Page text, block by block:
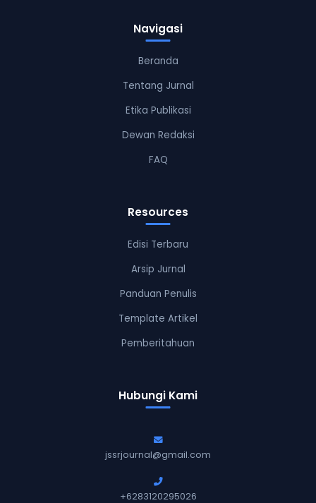
Navigasi
Beranda
Tentang Jurnal
Etika Publikasi
Dewan Redaksi
FAQ
Resources
Edisi Terbaru
Arsip Jurnal
Panduan Penulis
Template Artikel
Pemberitahuan
Hubungi Kami
jssrjournal@gmail.com
+6283120295026